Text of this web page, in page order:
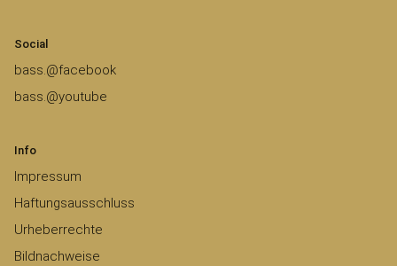
Social
bass.@facebook
bass.@youtube
Info
Impressum
Haftungsausschluss
Urheberrechte
Bildnachweise